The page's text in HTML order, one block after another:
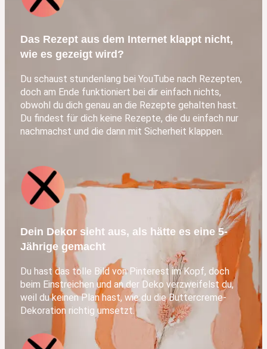
Das Rezept aus dem Internet klappt nicht,
wie es gezeigt wird?
Du schaust stundenlang bei YouTube nach Rezepten,
doch am Ende funktioniert bei dir einfach nichts,
obwohl du dich genau an die Rezepte gehalten hast.
Du findest für dich keine Rezepte, die du einfach nur
nachmachst und die dann mit Sicherheit klappen.
Dein Dekor sieht aus, als hätte es eine 5-
Jährige gemacht
Du hast das tolle Bild von Pinterest im Kopf, doch
beim Einstreichen und an der Deko verzweifelst du,
weil du keinen Plan hast, wie du die Buttercreme-
Dekoration richtig umsetzt.